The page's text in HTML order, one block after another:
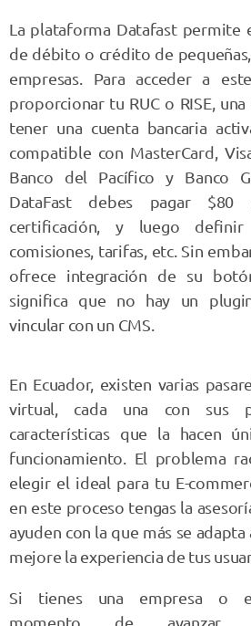
La plataforma Datafast permite
de débito o crédito de
empresas. Para acceder a
proporcionar tu RUC o RISE,
tener una cuenta bancaria
compatible con MasterCard,
Banco del Pacífico y Banco
DataFast debes pagar
certificación, y luego
comisiones, tarifas, etc. Sin
ofrece integración de su
significa que no hay un
vincular con un CMS.
En Ecuador, existen varias
virtual, cada una con sus
características que la hacen
funcionamiento. El problema
elegir el ideal para tu E-
en este proceso tengas la
ayuden con la que más se
mejore la experiencia de tus
Si tienes una empresa o